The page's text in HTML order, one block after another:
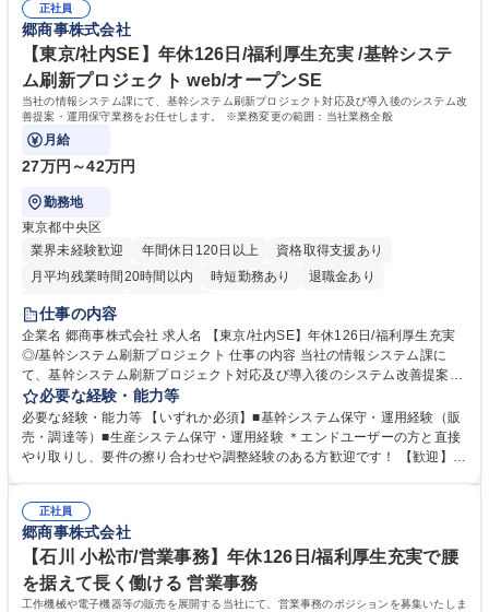
極的に進めており、次世代の若手・中堅層の育成にも注力中。実務経験を
積みながら財務諸表作成プロセス全体を俯瞰できる立場へとステップアッ
プでき、専門性を磨きたい方には最適な環境です。休日や福利厚生も充実
しており、腰を据えて長期的なキャリアを築けます。 学歴・資格 学歴：
大学院 大学 高専 短大 専修学校 高校 語学力：英語 資格：
正社員
郷商事株式会社
【東京/社内SE】年休126日/福利厚生充実 /基幹システ
ム刷新プロジェクト web/オープンSE
当社の情報システム課にて、基幹システム刷新プロジェクト対応及び導入後のシステム改
善提案・運用保守業務をお任せします。 ※業務変更の範囲：当社業務全般
月給
27万円～42万円
勤務地
東京都中央区
業界未経験歓迎
年間休日120日以上
資格取得支援あり
月平均残業時間20時間以内
時短勤務あり
退職金あり
完全週休2日制
仕事の内容
企業名 郷商事株式会社 求人名 【東京/社内SE】年休126日/福利厚生充実
◎/基幹システム刷新プロジェクト 仕事の内容 当社の情報システム課に
て、基幹システム刷新プロジェクト対応及び導入後のシステム改善提案・
運用保守業務をお任せします。 ※業務変更の範囲：当社業務全般 【基幹
システム刷新プロジェクトへの参画】■業務部門と共同で要件定義及びシ
ステム部門内への展開■移行データの作成や進捗管理■業務部門とベンダー
間の調整役 【導入後のシステム改善提案・運用保守】 ■業務部門との要件
内SE】年休126日/福利厚生充実◎/基幹システム刷新プロジェクト
必要な経験・能力等
必要な経験・能力等 【いずれか必須】■基幹システム保守・運用経験（販
売・調達等）■生産システム保守・運用経験 ＊エンドユーザーの方と直接
やり取りし、要件の擦り合わせや調整経験のある方歓迎です！ 【歓迎】何
テムからERPへのリプレイスとなります。現在は3名体制で進めているプ
ロジェクトとなり、少数精鋭の中で主体性を持って業務に取り組むことが
でき、責任ある立場で経験を積むことが可能です。 学歴・資格 学歴：大
学院 大学 高専 短大 専修学校 高校 語学力： 資格：
正社員
郷商事株式会社
【石川 小松市/営業事務】年休126日/福利厚生充実で腰
を据えて長く働ける 営業事務
工作機械や電子機器等の販売を展開する当社にて、営業事務のポジションを募集いたしま